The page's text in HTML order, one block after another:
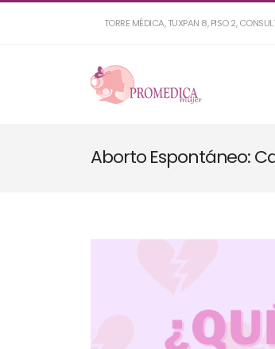
TORRE MÉDICA, TUXPAN 8, PISO 2,
Aborto Espontáneo: